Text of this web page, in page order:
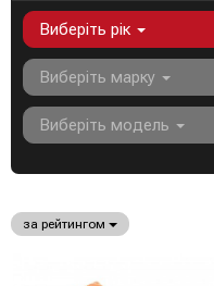
Виберіть рік
Виберіть марку
Виберіть модель
за рейтингом